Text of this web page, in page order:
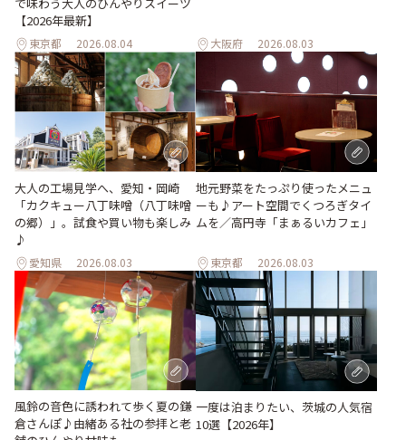
【2026年最新】
東京都 2026.08.04 大阪府 2026.08.03
大人の工場見学へ、愛知・岡崎
「カクキュー八丁味噌（八丁味噌
の郷）」。試食や買い物も楽しみ
♪
愛知県 2026.08.03
地元野菜をたっぷり使ったメニュ
ーも♪アート空間でくつろぎタイ
ムを／高円寺「まぁるいカフェ」
東京都 2026.08.03
風鈴の音色に誘われて歩く夏の鎌
倉さんぽ♪由緒ある社の参拝と老
一度は泊まりたい、茨城の人気宿
10選【2026年】